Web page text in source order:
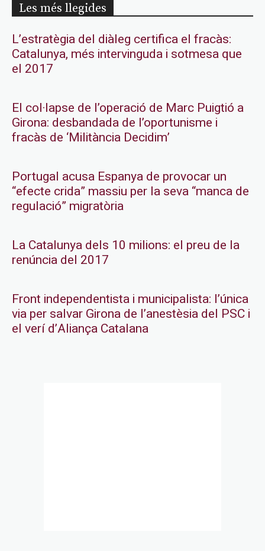
Les més llegides
L’estratègia del diàleg certifica el fracàs:
Catalunya, més intervinguda i sotmesa que
el 2017
El col·lapse de l’operació de Marc Puigtió a
Girona: desbandada de l’oportunisme i
fracàs de ‘Militància Decidim’
Portugal acusa Espanya de provocar un
“efecte crida” massiu per la seva “manca de
regulació” migratòria
La Catalunya dels 10 milions: el preu de la
renúncia del 2017
Front independentista i municipalista: l’única
via per salvar Girona de l’anestèsia del PSC i
el verí d’Aliança Catalana